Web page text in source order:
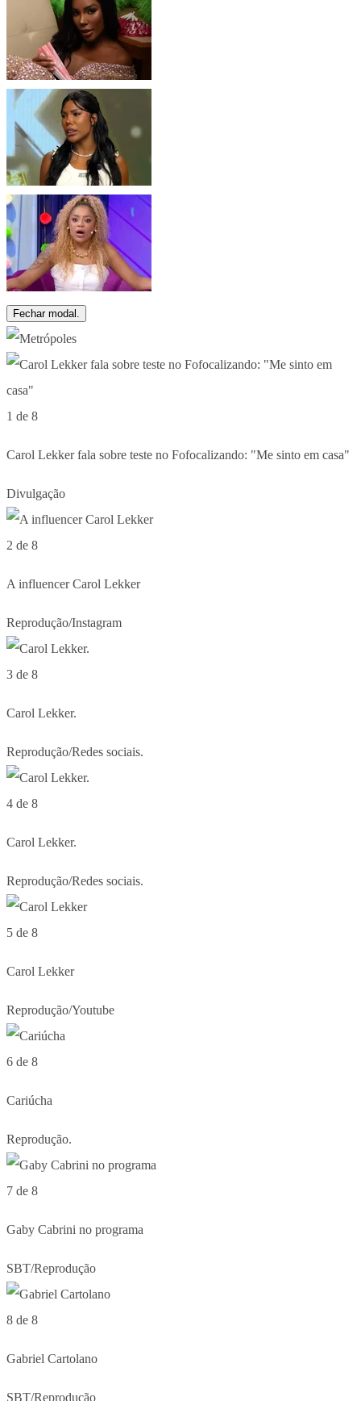
Fechar modal.
1 de 8
Carol Lekker fala sobre teste no Fofocalizando: "Me sinto em casa"
Divulgação
2 de 8
A influencer Carol Lekker
Reprodução/Instagram
3 de 8
Carol Lekker.
Reprodução/Redes sociais.
4 de 8
Carol Lekker.
Reprodução/Redes sociais.
5 de 8
Carol Lekker
Reprodução/Youtube
6 de 8
Cariúcha
Reprodução.
7 de 8
Gaby Cabrini no programa
SBT/Reprodução
8 de 8
Gabriel Cartolano
SBT/Reprodução